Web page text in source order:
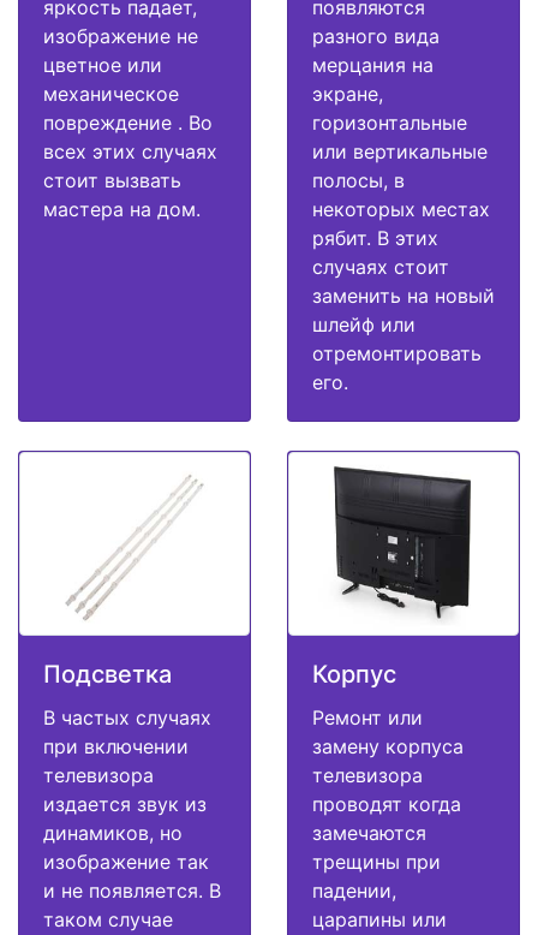
яркость падает,
изображение не
цветное или
механическое
повреждение . Во
всех этих случаях
стоит вызвать
мастера на дом.
появляются
разного вида
мерцания на
экране,
горизонтальные
или вертикальные
полосы, в
некоторых местах
рябит. В этих
случаях стоит
заменить на новый
шлейф или
отремонтировать
его.
Подсветка
В частых случаях
при включении
телевизора
издается звук из
динамиков, но
изображение так
и не появляется. В
таком случае
Корпус
Ремонт или
замену корпуса
телевизора
проводят когда
замечаются
трещины при
падении,
царапины или